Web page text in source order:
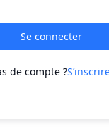
Se connecter
de compte ?